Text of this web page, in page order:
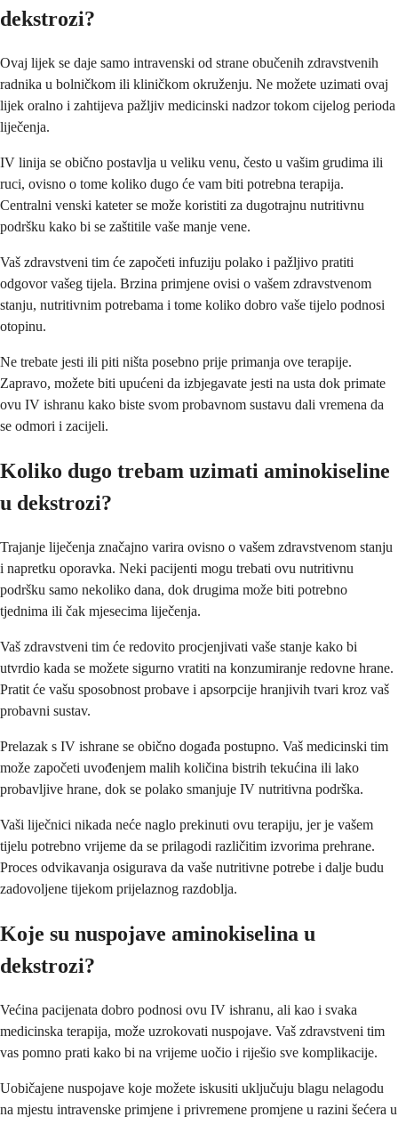
dekstrozi?
Ovaj lijek se daje samo intravenski od strane obučenih zdravstvenih
radnika u bolničkom ili kliničkom okruženju. Ne možete uzimati ovaj
lijek oralno i zahtijeva pažljiv medicinski nadzor tokom cijelog perioda
liječenja.
IV linija se obično postavlja u veliku venu, često u vašim grudima ili
ruci, ovisno o tome koliko dugo će vam biti potrebna terapija.
Centralni venski kateter se može koristiti za dugotrajnu nutritivnu
podršku kako bi se zaštitile vaše manje vene.
Vaš zdravstveni tim će započeti infuziju polako i pažljivo pratiti
odgovor vašeg tijela. Brzina primjene ovisi o vašem zdravstvenom
stanju, nutritivnim potrebama i tome koliko dobro vaše tijelo podnosi
otopinu.
Ne trebate jesti ili piti ništa posebno prije primanja ove terapije.
Zapravo, možete biti upućeni da izbjegavate jesti na usta dok primate
ovu IV ishranu kako biste svom probavnom sustavu dali vremena da
se odmori i zacijeli.
Koliko dugo trebam uzimati aminokiseline
u dekstrozi?
Trajanje liječenja značajno varira ovisno o vašem zdravstvenom stanju
i napretku oporavka. Neki pacijenti mogu trebati ovu nutritivnu
podršku samo nekoliko dana, dok drugima može biti potrebno
tjednima ili čak mjesecima liječenja.
Vaš zdravstveni tim će redovito procjenjivati vaše stanje kako bi
utvrdio kada se možete sigurno vratiti na konzumiranje redovne hrane.
Pratit će vašu sposobnost probave i apsorpcije hranjivih tvari kroz vaš
probavni sustav.
Prelazak s IV ishrane se obično događa postupno. Vaš medicinski tim
može započeti uvođenjem malih količina bistrih tekućina ili lako
probavljive hrane, dok se polako smanjuje IV nutritivna podrška.
Vaši liječnici nikada neće naglo prekinuti ovu terapiju, jer je vašem
tijelu potrebno vrijeme da se prilagodi različitim izvorima prehrane.
Proces odvikavanja osigurava da vaše nutritivne potrebe i dalje budu
zadovoljene tijekom prijelaznog razdoblja.
Koje su nuspojave aminokiselina u
dekstrozi?
Većina pacijenata dobro podnosi ovu IV ishranu, ali kao i svaka
medicinska terapija, može uzrokovati nuspojave. Vaš zdravstveni tim
vas pomno prati kako bi na vrijeme uočio i riješio sve komplikacije.
Uobičajene nuspojave koje možete iskusiti uključuju blagu nelagodu
na mjestu intravenske primjene i privremene promjene u razini šećera u